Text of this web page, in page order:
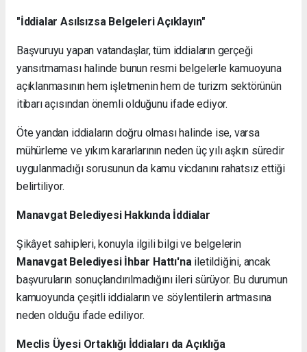
"İddialar Asılsızsa Belgeleri Açıklayın"
Başvuruyu yapan vatandaşlar, tüm iddiaların gerçeği
yansıtmaması halinde bunun resmi belgelerle kamuoyuna
açıklanmasının hem işletmenin hem de turizm sektörünün
itibarı açısından önemli olduğunu ifade ediyor.
Öte yandan iddiaların doğru olması halinde ise, varsa
mühürleme ve yıkım kararlarının neden üç yılı aşkın süredir
uygulanmadığı sorusunun da kamu vicdanını rahatsız ettiği
belirtiliyor.
Manavgat Belediyesi Hakkında İddialar
Şikâyet sahipleri, konuyla ilgili bilgi ve belgelerin
Manavgat Belediyesi İhbar Hattı'na iletildiğini, ancak
başvuruların sonuçlandırılmadığını ileri sürüyor. Bu durumun
kamuoyunda çeşitli iddiaların ve söylentilerin artmasına
neden olduğu ifade ediliyor.
Meclis Üyesi Ortaklığı İddiaları da Açıklığa